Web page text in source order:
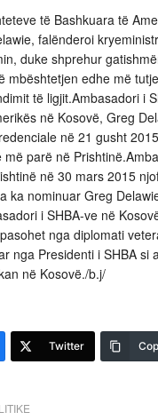
të Bashkuara të
falënderoi
duke shprehur
mbështetjen edhe më
të ligjit.Ambasadori i
në Kosovë, Greg
në 21 gusht
më parë në
në 30 mars 2015
ka nominuar Greg
i SHBA-ve në
nga diplomati
nga Presidenti i SHBA si
në Kosovë./b.j/
Twitter